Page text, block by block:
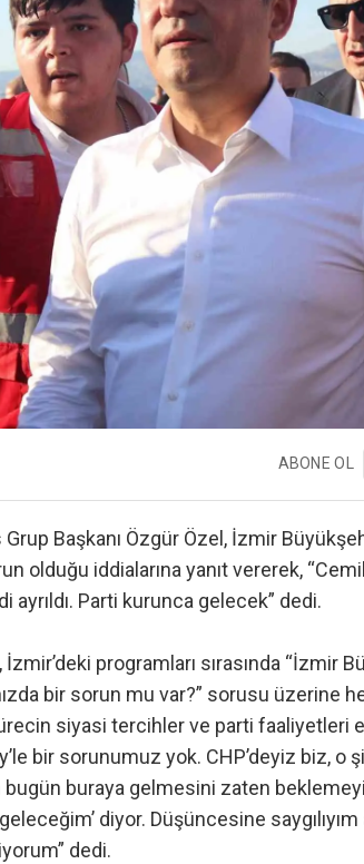
ABONE OL
Başkanı Özgür Özel, İzmir
olduğu iddialarına yanıt vererek,
ayrıldı. Parti kurunca gelecek” dedi.
programları sırasında “İzmir
bir sorun mu var?” sorusu üzerine
siyasi tercihler ve parti faaliyetleri
bir sorunumuz yok. CHP’deyiz biz, o
buraya gelmesini zaten
diyor. Düşüncesine
dedi.